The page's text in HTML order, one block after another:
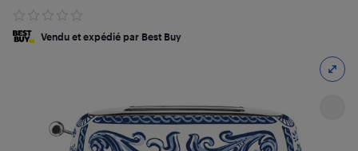
Vendu et expédié par Best Buy